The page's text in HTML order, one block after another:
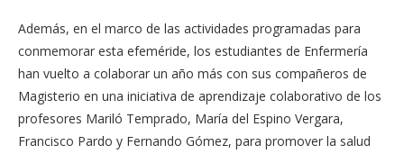
Además, en el marco de las actividades programadas para
conmemorar esta efeméride, los estudiantes de Enfermería
han vuelto a colaborar un año más con sus compañeros de
Magisterio en una iniciativa de aprendizaje colaborativo de los
profesores Mariló Temprado, María del Espino Vergara,
Francisco Pardo y Fernando Gómez, para promover la salud